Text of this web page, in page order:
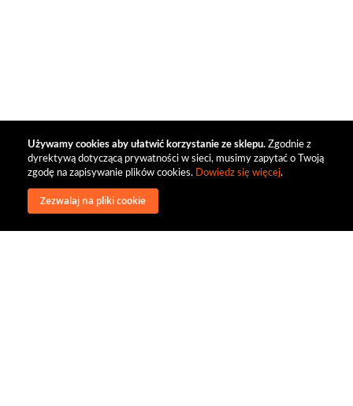
Używamy cookies aby ułatwić korzystanie ze sklepu. Zgodnie z
dyrektywą dotyczącą prywatności w sieci, musimy zapytać o Twoją
zgodę na zapisywanie plików cookies. Dowiedz się więcej.
Zezwalaj na pliki cookie